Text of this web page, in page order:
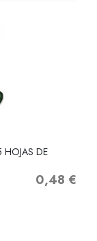
HOJAS DE
Precio
0,48 €